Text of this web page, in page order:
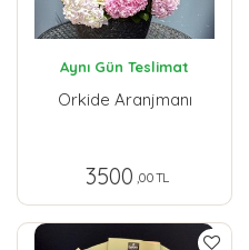
Aynı Gün Teslimat
Orkide Aranjmanı
3500 ,00 TL